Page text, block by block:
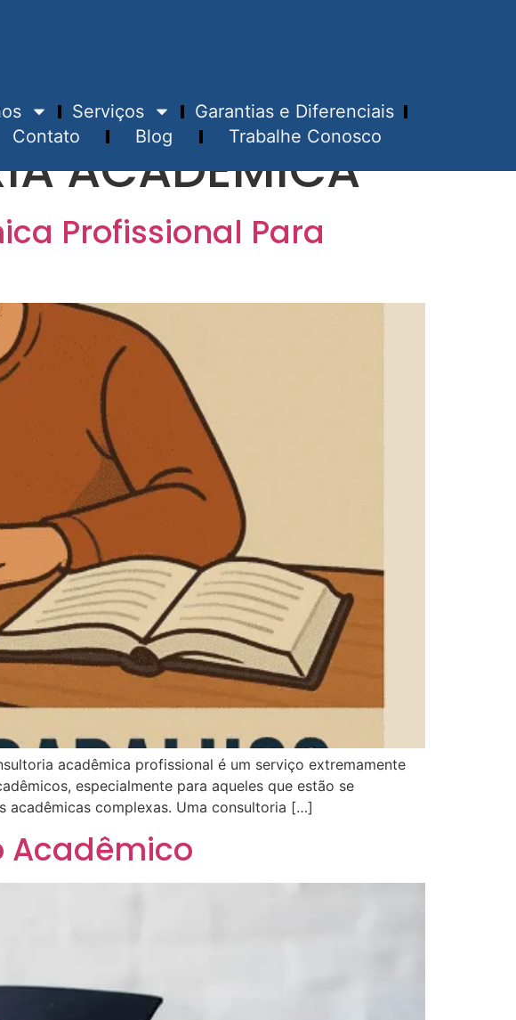
Serviços
Garantias e Diferenciais
Contato Blog Trabalhe Conosco
ACADÊMICA
Profissional Para
acadêmica profissional é um serviço extremamente
especialmente para aqueles que estão se
acadêmicas complexas. Uma consultoria […]
Acadêmico